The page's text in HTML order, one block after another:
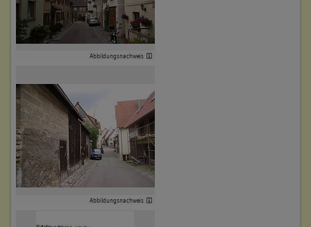
Bauteil:
39. Beinhaltet
Bauteil:
Abgegangene Scheune, Vorstadt 8-1
Bauteil:
Vorstadt 28a
41. Beinhaltet
Bauteil:
Wohnhaus mit mittelaltericher
Badstube, Vorstadt 3
42. Beinhaltet
Bauteil:
Wohnhaus, Vorstadt 1
Wohnhaus, Vorstadt 6
Abbildungsnachweis
Abbildungsnachweis